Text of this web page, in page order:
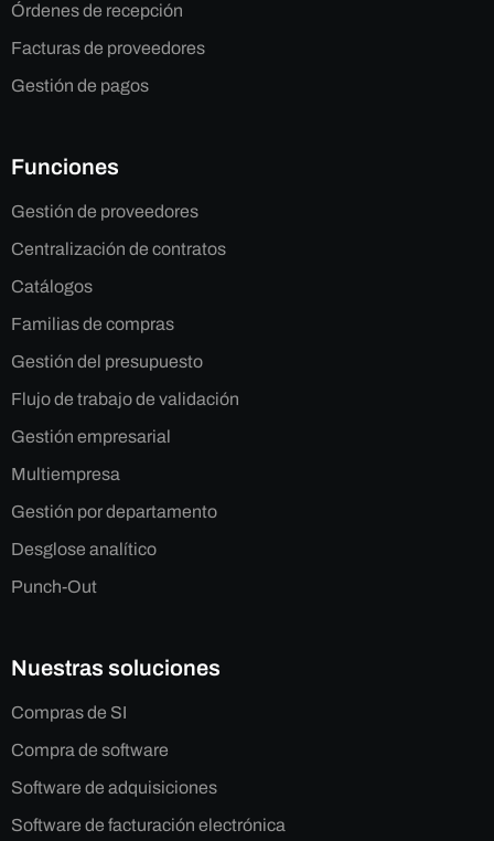
Órdenes de recepción
Facturas de proveedores
Gestión de pagos
Funciones
Gestión de proveedores
Centralización de contratos
Catálogos
Familias de compras
Gestión del presupuesto
Flujo de trabajo de validación
Gestión empresarial
Multiempresa
Gestión por departamento
Desglose analítico
Punch-Out
Nuestras soluciones
Compras de SI
Compra de software
Software de adquisiciones
Software de facturación electrónica